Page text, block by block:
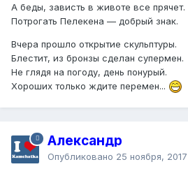
А беды, зависть в животе все прячет.
Потрогать Пелекена — добрый знак.
Вчера прошло открытие скульптуры.
Блестит, из бронзы сделан супермен.
Не глядя на погоду, день понурый.
Хороших только ждите перемен...
Александр
Опубликовано 25 ноября, 2017